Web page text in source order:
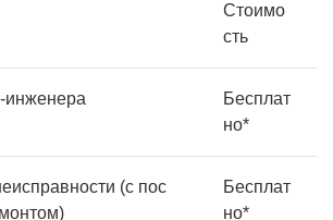
Стоимо
сть
инженера
Бесплат
но*
(с пос
Бесплат
но*